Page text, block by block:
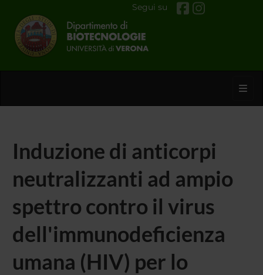
Segui su
Induzione di anticorpi
neutralizzanti ad ampio
spettro contro il virus
dell'immunodeficienza
umana (HIV) per lo